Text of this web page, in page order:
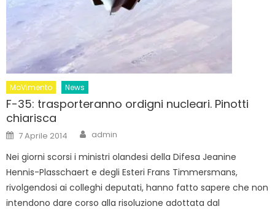
MoVimento News
F-35: trasporteranno ordigni nucleari. Pinotti
chiarisca
Posted
on
7 Aprile 2014 Author
admin
Nei giorni scorsi i ministri olandesi della Difesa Jeanine
Hennis-Plasschaert e degli Esteri Frans Timmersmans,
rivolgendosi ai colleghi deputati, hanno fatto sapere che non
intendono dare corso alla risoluzione adottata dal